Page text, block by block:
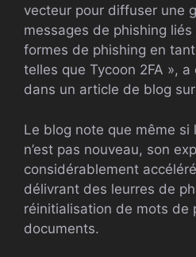
vecteur pour diffuser une
messages de phishing
formes de phishing en
telles que Tycoon 2FA »,
dans un article de blog
Le blog note que même si
n’est pas nouveau, son
considérablement
délivrant des leurres de
réinitialisation de mots de
documents.